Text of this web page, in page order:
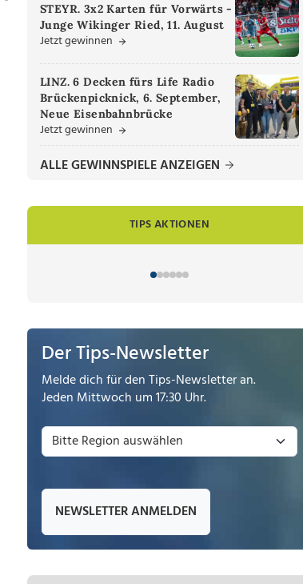
STEYR. 3x2 Karten für Vorwärts -
Junge Wikinger Ried, 11. August
Jetzt gewinnen
LINZ. 6 Decken fürs Life Radio
Brückenpicknick, 6. September,
Neue Eisenbahnbrücke
Jetzt gewinnen
ALLE GEWINNSPIELE ANZEIGEN
TIPS AKTIONEN
Der Tips-Newsletter
Melde dich für den Tips-Newsletter an.
Jeden Mittwoch um 17:30 Uhr.
NEWSLETTER ANMELDEN